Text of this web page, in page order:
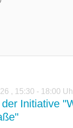
, 15:30 - 18:00
Initiative